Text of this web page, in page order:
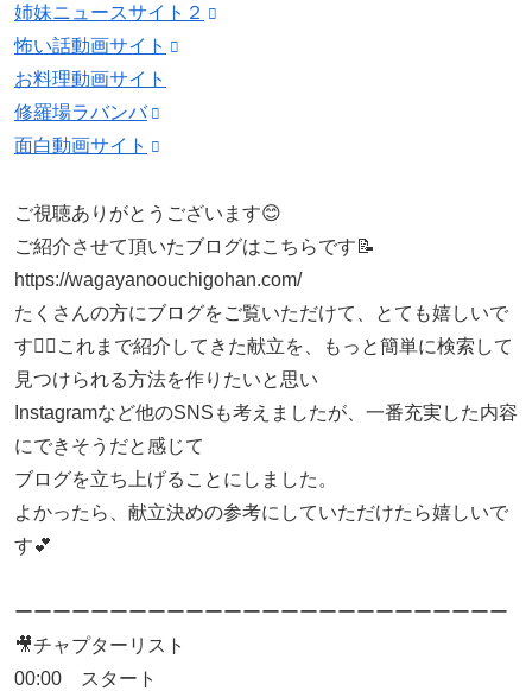
姉妹ニュースサイト２
怖い話動画サイト
お料理動画サイト
修羅場ラバンバ
面白動画サイト
ご視聴ありがとうございます😊
ご紹介させて頂いたブログはこちらです📝
https://wagayanoouchigohan.com/
たくさんの方にブログをご覧いただけて、とても嬉しいで
す🙇‍♀️これまで紹介してきた献立を、もっと簡単に検索して
見つけられる方法を作りたいと思い
Instagramなど他のSNSも考えましたが、一番充実した内容
にできそうだと感じて
ブログを立ち上げることにしました。
よかったら、献立決めの参考にしていただけたら嬉しいで
す💕
ーーーーーーーーーーーーーーーーーーーーーーーーーー
🎥チャプターリスト
00:00 スタート